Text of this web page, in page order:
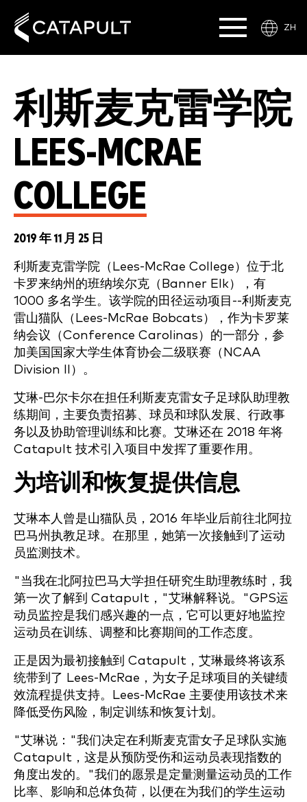
ZH
利斯麦克雷学院
LEES-MCRAE
COLLEGE
2019 年 11 月 25 日
利斯麦克雷学院（Lees-McRae College）位于北
卡罗来纳州的班纳埃尔克（Banner Elk），有
1000 多名学生。该学院的田径运动项目--利斯麦克
雷山猫队（Lees-McRae Bobcats），作为卡罗莱
纳会议（Conference Carolinas）的一部分，参
加美国国家大学生体育协会二级联赛（NCAA
Division II）。
艾琳-巴尔卡尔在担任利斯麦克雷女子足球队助理教
练期间，主要负责招募、球员和球队发展、行政事
务以及协助管理训练和比赛。艾琳还在 2018 年将
Catapult 技术引入项目中发挥了重要作用。
为培训和恢复提供信息
艾琳本人曾是山猫队员，2016 年毕业后前往北阿拉
巴马州执教足球。在那里，她第一次接触到了运动
员监测技术。
"当我在北阿拉巴马大学担任研究生助理教练时，我
第一次了解到 Catapult，"艾琳解释说。"GPS运
动员监控是我们感兴趣的一点，它可以更好地监控
运动员在训练、调整和比赛期间的工作态度。
正是因为最初接触到 Catapult，艾琳最终将该系
统带到了 Lees-McRae，为女子足球项目的关键绩
效流程提供支持。Lees-McRae 主要使用该技术来
降低受伤风险，制定训练和恢复计划。
"艾琳说："我们决定在利斯麦克雷女子足球队实施
Catapult，这是从预防受伤和运动员表现指数的
角度出发的。"我们的愿景是定量测量运动员的工作
比率、影响和总体负荷，以便在为我们的学生运动